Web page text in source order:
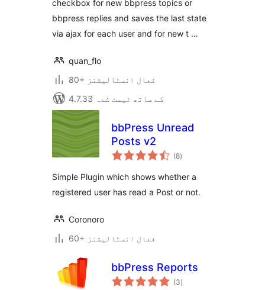
checkbox for new bbpress topics or
bbpress replies and saves the last state
via ajax for each user and for new t …
quan_flo
80+ فعال انسٹالیشنز
4.7.33 کے ساتھ ٹیسٹ شدہ
bbPress Unread
Posts v2
(8مجموعی
درجہ
)
Simple Plugin which shows whether a
registered user has read a Post or not.
Coronoro
60+ فعال انسٹالیشنز
bbPress Reports
(3مجموعی
درجہ
)